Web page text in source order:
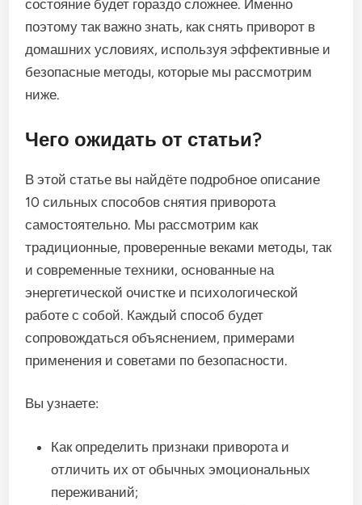
состояние будет гораздо сложнее. Именно
поэтому так важно знать, как снять приворот в
домашних условиях, используя эффективные и
безопасные методы, которые мы рассмотрим
ниже.
Чего ожидать от статьи?
В этой статье вы найдёте подробное описание
10 сильных способов снятия приворота
самостоятельно. Мы рассмотрим как
традиционные, проверенные веками методы, так
и современные техники, основанные на
энергетической очистке и психологической
работе с собой. Каждый способ будет
сопровождаться объяснением, примерами
применения и советами по безопасности.
Вы узнаете:
Как определить признаки приворота и
отличить их от обычных эмоциональных
переживаний;